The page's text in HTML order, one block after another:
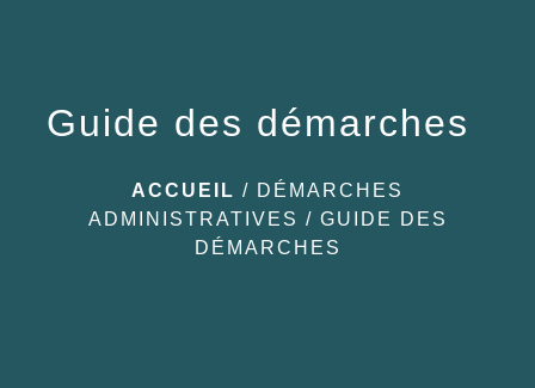
Guide des démarches
ACCUEIL / DÉMARCHES
ADMINISTRATIVES / GUIDE DES
DÉMARCHES